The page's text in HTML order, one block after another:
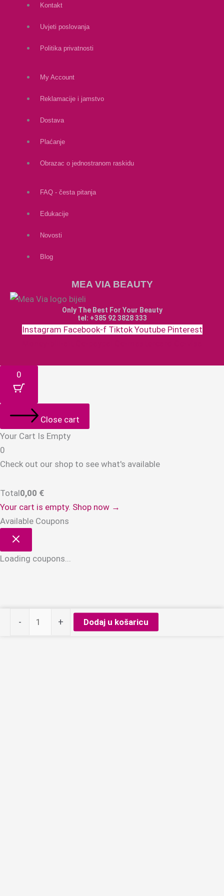
Kontakt
Uvjeti poslovanja
Politika privatnosti
My Account
Reklamacije i jamstvo
Dostava
Plaćanje
Obrazac o jednostranom raskidu
FAQ - česta pitanja
Edukacije
Novosti
Blog
MEA VIA BEAUTY
Only The Best For Your Beauty
tel: +385 92 3828 333
Instagram Facebook-f Tiktok Youtube Pinterest
0
Close cart
Your Cart Is Empty
0
Check out our shop to see what's available
Total0,00 €
Your cart is empty. Shop now →
Available Coupons
Loading coupons...
- + Dodaj u košaricu